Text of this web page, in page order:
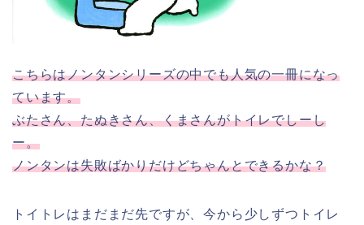
こちらはノンタンシリーズの中でも人気の一冊になっ
ています。
ぶたさん、たぬきさん、くまさんがトイレでしーし
ー。
ノンタンは失敗ばかりだけどちゃんとできるかな？
トイトレはまだまだ先ですが、今から少しずつトイレ